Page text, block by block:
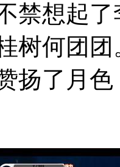
禁想起
树何团
扬了月